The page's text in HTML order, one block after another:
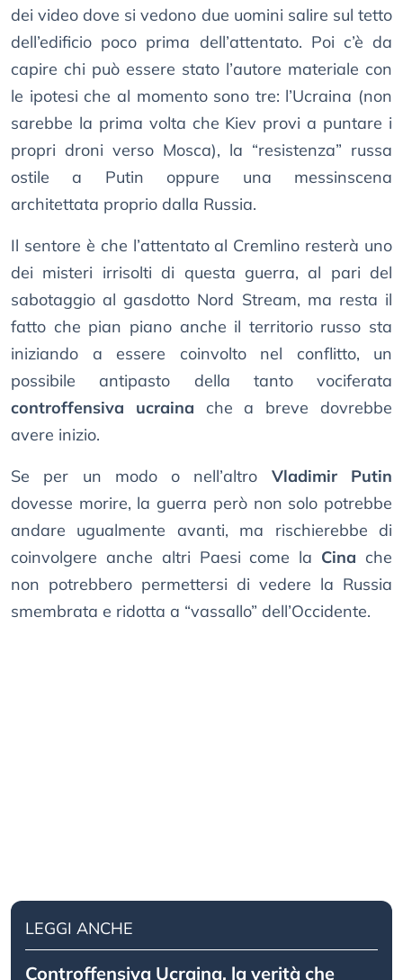
dei video dove si vedono due uomini salire sul tetto
dell’edificio poco prima dell’attentato. Poi c’è da
capire chi può essere stato l’autore materiale con
le ipotesi che al momento sono tre: l’Ucraina (non
sarebbe la prima volta che Kiev provi a puntare i
propri droni verso Mosca), la “resistenza” russa
ostile a Putin oppure una messinscena
architettata proprio dalla Russia.
Il sentore è che l’attentato al Cremlino resterà uno
dei misteri irrisolti di questa guerra, al pari del
sabotaggio al gasdotto Nord Stream, ma resta il
fatto che pian piano anche il territorio russo sta
iniziando a essere coinvolto nel conflitto, un
possibile antipasto della tanto vociferata
controffensiva ucraina che a breve dovrebbe
avere inizio.
Se per un modo o nell’altro Vladimir Putin
dovesse morire, la guerra però non solo potrebbe
andare ugualmente avanti, ma rischierebbe di
coinvolgere anche altri Paesi come la Cina che
non potrebbero permettersi di vedere la Russia
smembrata e ridotta a “vassallo” dell’Occidente.
LEGGI ANCHE
Controffensiva Ucraina, la verità che